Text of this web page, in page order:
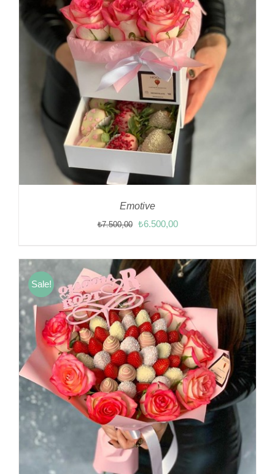
Emotive
₺7.500,00
Orijinal
₺7.500,00.
₺6.500,00Şu
fiyat:
₺6.500,00.
Sale!